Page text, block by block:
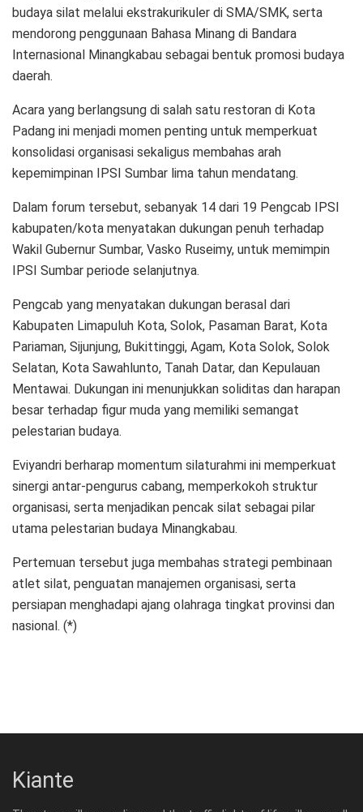
budaya silat melalui ekstrakurikuler di SMA/SMK, serta
mendorong penggunaan Bahasa Minang di Bandara
Internasional Minangkabau sebagai bentuk promosi budaya
daerah.
Acara yang berlangsung di salah satu restoran di Kota
Padang ini menjadi momen penting untuk memperkuat
konsolidasi organisasi sekaligus membahas arah
kepemimpinan IPSI Sumbar lima tahun mendatang.
Dalam forum tersebut, sebanyak 14 dari 19 Pengcab IPSI
kabupaten/kota menyatakan dukungan penuh terhadap
Wakil Gubernur Sumbar, Vasko Ruseimy, untuk memimpin
IPSI Sumbar periode selanjutnya.
Pengcab yang menyatakan dukungan berasal dari
Kabupaten Limapuluh Kota, Solok, Pasaman Barat, Kota
Pariaman, Sijunjung, Bukittinggi, Agam, Kota Solok, Solok
Selatan, Kota Sawahlunto, Tanah Datar, dan Kepulauan
Mentawai. Dukungan ini menunjukkan soliditas dan harapan
besar terhadap figur muda yang memiliki semangat
pelestarian budaya.
Eviyandri berharap momentum silaturahmi ini memperkuat
sinergi antar-pengurus cabang, memperkokoh struktur
organisasi, serta menjadikan pencak silat sebagai pilar
utama pelestarian budaya Minangkabau.
Pertemuan tersebut juga membahas strategi pembinaan
atlet silat, penguatan manajemen organisasi, serta
persiapan menghadapi ajang olahraga tingkat provinsi dan
nasional. (*)
Kiante